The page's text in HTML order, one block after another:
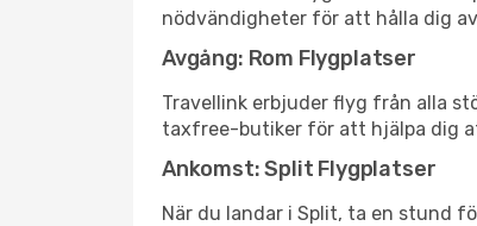
nödvändigheter för att hålla dig
Avgång: Rom Flygplatser
Travellink erbjuder flyg från alla
taxfree-butiker för att hjälpa dig
Ankomst: Split Flygplatser
När du landar i Split, ta en stund